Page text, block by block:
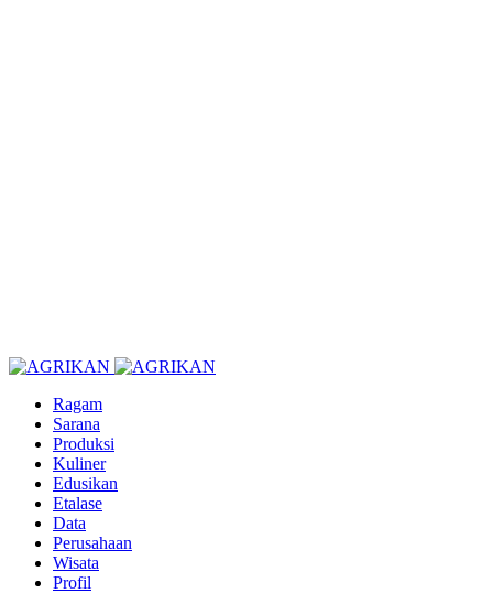
Ragam
Sarana
Produksi
Kuliner
Edusikan
Etalase
Data
Perusahaan
Wisata
Profil